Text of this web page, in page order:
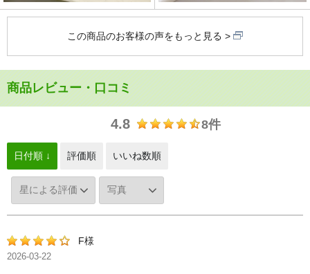
この商品のお客様の声をもっと見る
商品レビュー・口コミ
4.8 8件
日付順 ↓ 評価順 いいね数順
F様
2026-03-22